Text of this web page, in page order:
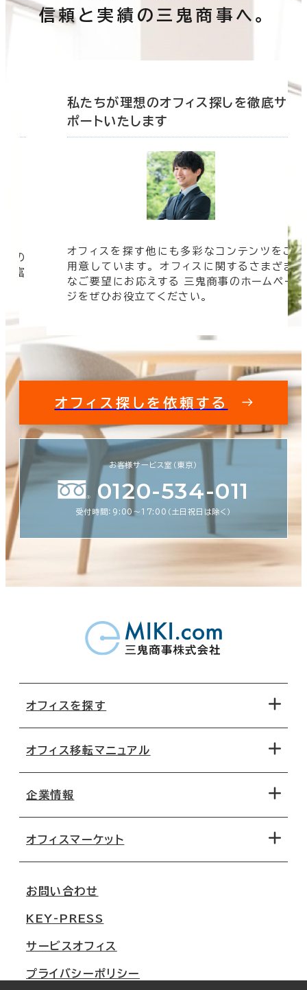
信頼と実績の三鬼商事へ。
の
豊富
私たちが理想のオフィス探しを徹底サ
ポートいたします
オフィスを探す他にも多彩なコンテンツをご
用意しています。 オフィスに関するさまざま
なご要望にお応えする 三鬼商事のホームペー
ジをぜひお役立てください。
オフィス探しを依頼する
お客様サービス室（東京）
0120-534-011
受付時間：9:00〜17:00（土日祝日は除く）
オフィスを探す
地図から探す
路線・駅から探す
オフィス移転マニュアル
移転コストシミュレーション
移転スケジュール
オフィス移転Q&A
企業情報
オフィスマーケット
大阪
名古屋
札幌
お問い合わせ
KEY-PRESS
サービスオフィス
プライバシーポリシー